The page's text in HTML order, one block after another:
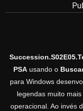
PSAusando o
para Windows
legendas muito
operacional. Ao invés